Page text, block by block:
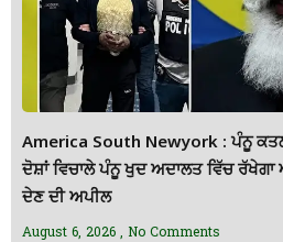
America South Newyork : ਪੰਨੂ
ਦੋਸ਼ਾਂ ਵਿਚਾਲੇ ਪੰਨੂ ਖੁਦ ਅਦਾਲਤ ਵਿੱਚ
ਦੇਣ ਦੀ ਅਪੀਲ
August 6, 2026 No Comments